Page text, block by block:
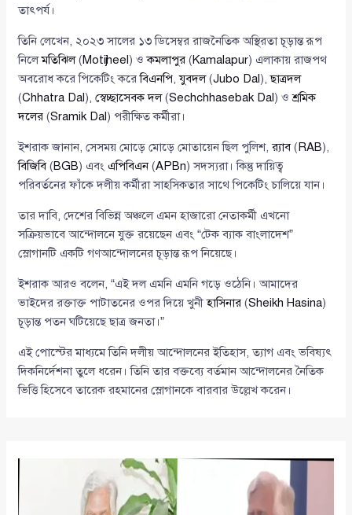
তাৎপর্য।
তিনি লেখেন, ২০২৩ সালের ১৩ ডিসেম্বর রাজনৈতিক অস্থিরতা চূড়ান্ত রূপ
নিলেমতিঝিল(Motijheel) ওকমলাপুর (Kamalapur) এলাকায় রাজপথ
অবরোধ করে পিকেটিং করেবিএনপি,যুবদল(Jubo Dal),ছাত্রদল
(Chhatra Dal),স্বেচ্ছাসেবক দল(Sechchhasebak Dal) ওশ্রমিক
দলের (Sramik Dal) পরীক্ষিত কর্মীরা।
ইশরাক জানান, সেসময় মোড়ে মোড়ে মোতায়েন ছিল পুলিশ,র‍্যাব(RAB),
বিজিবি(BGB) এবংএপিবিএন(APBn) সদস্যরা। কিন্তু দায়িত্ব
পরিবর্তনের ফাঁকে দলীয় কর্মীরা সাহসিকতার সাথে পিকেটিং চালিয়ে যান।
তার দাবি, দেশের বিভিন্ন অঞ্চলে এমন হাজারো নেতাকর্মী এখনো
সক্রিয়ভাবে আন্দোলনে যুক্ত রয়েছেন এবং “টেক ব্যাক বাংলাদেশ”
স্লোগানটি একটি গণআন্দোলনের চূড়ান্ত রূপ নিয়েছে।
ইশরাক আরও বলেন, “এই দল এমনি এমনি গড়ে ওঠেনি। আমাদের
ভাইদের রক্তাক্ত পাটাতনের ওপর দিয়ে খুনীহাসিনার (Sheikh Hasina)
চূড়ান্ত পতন ঘটিয়েছে ছাত্র জনতা।”
এই পোস্টের মাধ্যমে তিনি দলীয় আন্দোলনের ইতিহাস, ত্যাগ এবং ভবিষ্যৎ
দিকনির্দেশনা তুলে ধরেন। তিনি তার বক্তব্যে বর্তমান আন্দোলনের নৈতিক
ভিত্তি হিসেবে তারেক রহমানের স্লোগানকে বারবার উল্লেখ করেন।